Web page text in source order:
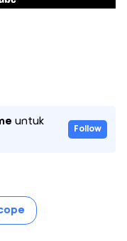
untuk
Follow